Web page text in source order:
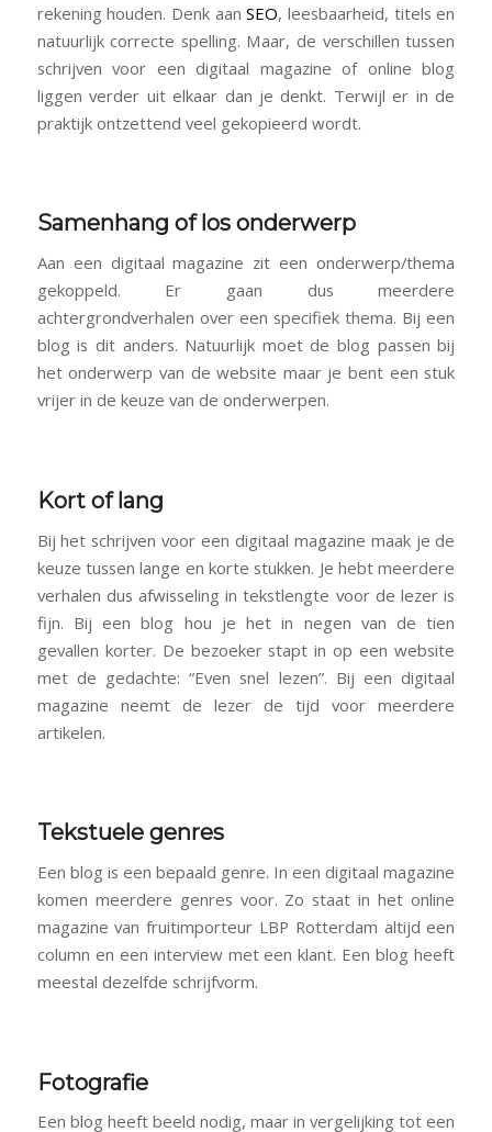
rekening houden. Denk aanSEO, leesbaarheid, titels en
natuurlijk correcte spelling. Maar, de verschillen tussen
schrijven voor een digitaal magazine of online blog
liggen verder uit elkaar dan je denkt. Terwijl er in de
praktijk ontzettend veel gekopieerd wordt.
Samenhang of los onderwerp
Aan een digitaal magazine zit een onderwerp/thema
gekoppeld. Er gaan dus meerdere
achtergrondverhalen over een specifiek thema. Bij een
blog is dit anders. Natuurlijk moet de blog passen bij
het onderwerp van de website maar je bent een stuk
vrijer in de keuze van de onderwerpen.
Kort of lang
Bij het schrijven voor een digitaal magazine maak je de
keuze tussen lange en korte stukken. Je hebt meerdere
verhalen dus afwisseling in tekstlengte voor de lezer is
fijn. Bij een blog hou je het in negen van de tien
gevallen korter. De bezoeker stapt in op een website
met de gedachte: “Even snel lezen”. Bij een digitaal
magazine neemt de lezer de tijd voor meerdere
artikelen.
Tekstuele genres
Een blog is een bepaald genre. In een digitaal magazine
komen meerdere genres voor. Zo staat in het online
magazine van fruitimporteur LBP Rotterdam altijd een
column en een interview met een klant. Een blog heeft
meestal dezelfde schrijfvorm.
Fotografie
Een blog heeft beeld nodig, maar in vergelijking tot een